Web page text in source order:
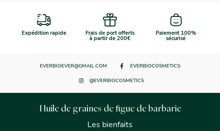
Expédition rapide Frais de port offerts
à partir de 200€
Paiement 100%
sécurisé
EVERBIOEVER@GMAIL.COM EVERBIOCOSMETICS
@EVERBIOCOSMETICS
Huile de graines de figue de barbarie
Les bienfaits